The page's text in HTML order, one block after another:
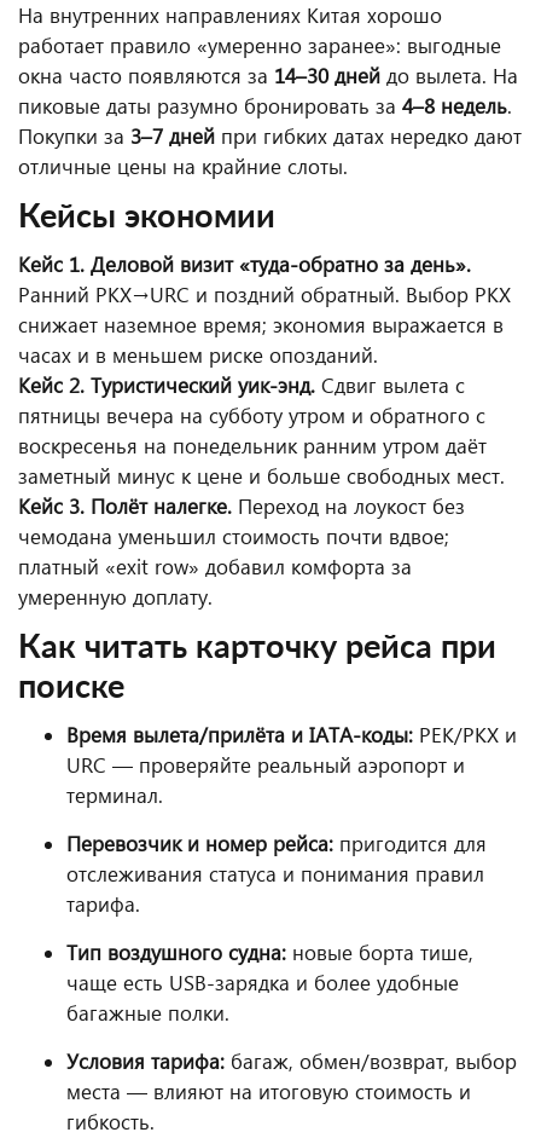
На внутренних направлениях Китая хорошо
работает правило «умеренно заранее»: выгодные
окна часто появляются за 14–30 дней до вылета. На
пиковые даты разумно бронировать за 4–8 недель.
Покупки за 3–7 дней при гибких датах нередко дают
отличные цены на крайние слоты.
Кейсы экономии
Кейс 1. Деловой визит «туда-обратно за день».
Ранний PKX→URC и поздний обратный. Выбор PKX
снижает наземное время; экономия выражается в
часах и в меньшем риске опозданий.
Кейс 2. Туристический уик-энд. Сдвиг вылета с
пятницы вечера на субботу утром и обратного с
воскресенья на понедельник ранним утром даёт
заметный минус к цене и больше свободных мест.
Кейс 3. Полёт налегке. Переход на лоукост без
чемодана уменьшил стоимость почти вдвое;
платный «exit row» добавил комфорта за
умеренную доплату.
Как читать карточку рейса при
поиске
Время вылета/прилёта и IATA-коды: PEK/PKX и
URC — проверяйте реальный аэропорт и
терминал.
Перевозчик и номер рейса: пригодится для
отслеживания статуса и понимания правил
тарифа.
Тип воздушного судна: новые борта тише,
чаще есть USB-зарядка и более удобные
багажные полки.
Условия тарифа: багаж, обмен/возврат, выбор
места — влияют на итоговую стоимость и
гибкость.